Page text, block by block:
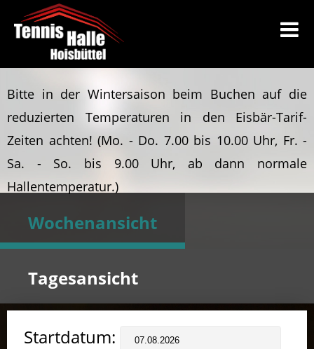
Bitte in der Wintersaison beim Buchen auf die
reduzierten Temperaturen in den Eisbär-Tarif-
Zeiten achten! (Mo. - Do. 7.00 bis 10.00 Uhr, Fr. -
Sa. - So. bis 9.00 Uhr, ab dann normale
Hallentemperatur.)
Wochenansicht
Tagesansicht
Startdatum: